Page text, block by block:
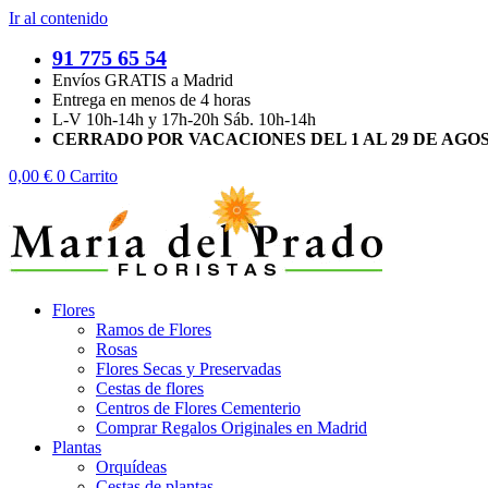
Ir al contenido
91 775 65 54
Envíos GRATIS a Madrid
Entrega en menos de 4 horas
L-V 10h-14h y 17h-20h Sáb. 10h-14h
CERRADO POR VACACIONES DEL 1 AL 29 DE
0,00 € 0 Carrito
Flores
Ramos de Flores
Rosas
Flores Secas y Preservadas
Cestas de flores
Centros de Flores Cementerio
Comprar Regalos Originales en Madrid
Plantas
Orquídeas